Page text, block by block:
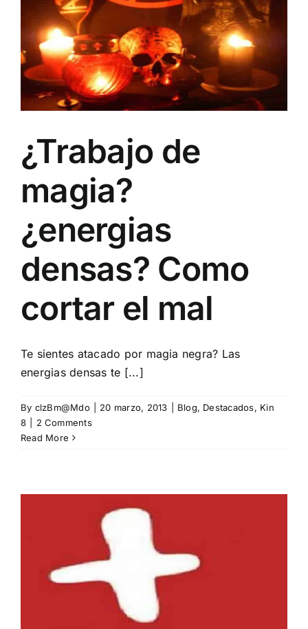
¿Trabajo de
magia?
¿energias
densas? Como
cortar el mal
Te sientes atacado por magia negra? Las
energias densas te [...]
By clzBm@Mdo 20 marzo, 2013 Blog, Destacados, Kin
8
2 Comments
Read More